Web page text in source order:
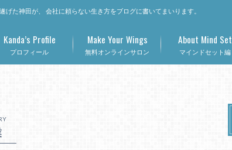
た神田が、 会社に頼らない生き方をブログに書いてまいります。
プロフィール
Kanda’s Profile
無料オンラインサロン
Make Your Wings
マインドセット編
About Mind Set